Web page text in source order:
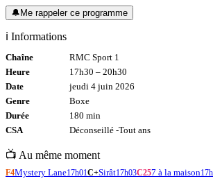
🔔 Me rappeler ce programme
ℹ️ Informations
Chaîne
RMC Sport 1
Heure
17h30 – 20h30
Date
jeudi 4 juin 2026
Genre
Boxe
Durée
180 min
CSA
Déconseillé -Tout ans
📺 Au même moment
F4Mystery Lane17h01 C+Sirât17h03C257 à la maison